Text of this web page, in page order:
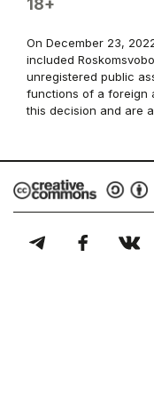
18+
On December 23,
included
unregistered public
functions of a foreign
this decision and are